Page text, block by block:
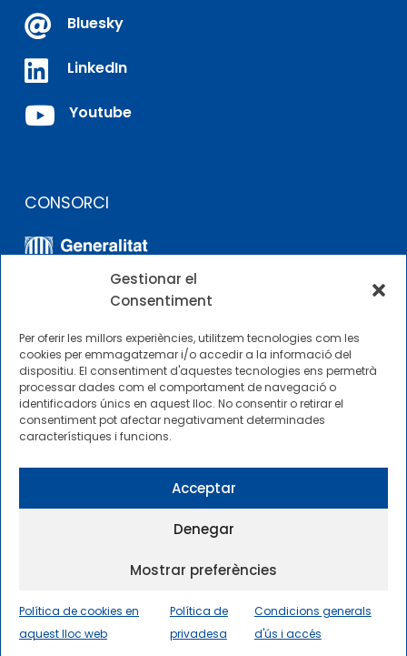
Gestionar el
Consentiment
Per oferir les millors experiències, utilitzem tecnologies com les
cookies per emmagatzemar i/o accedir a la informació del
dispositiu. El consentiment d'aquestes tecnologies ens permetrà
processar dades com el comportament de navegació o
identificadors únics en aquest lloc. No consentir o retirar el
consentiment pot afectar negativament determinades
característiques i funcions.
Acceptar
Denegar
Mostrar preferències
Política de cookies en
aquest lloc web
Política de
privadesa
Condicions generals
d'ús i accés
 Bluesky
 LinkedIn
 Youtube
CONSORCI
ALTRES ENLLAÇOS
Perfil del contractista
2025 © Centre Internacional de Mètodes Numèrics a
Política de privadesa
|Política de cookies|
Accessibilitat
Sitemap